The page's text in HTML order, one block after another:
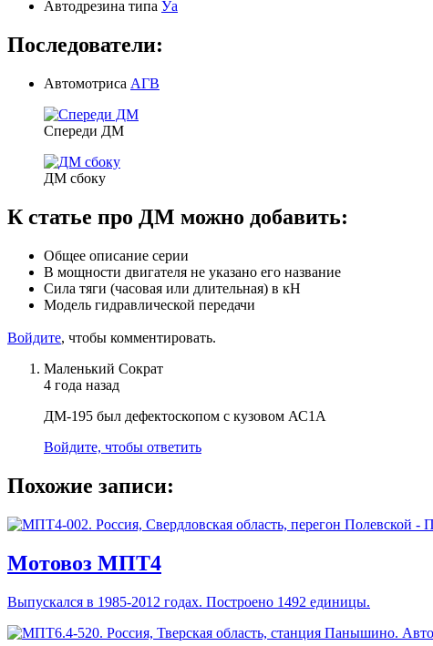
Автодрезина типа Уа
Последователи:
Автомотриса АГВ
Спереди ДМ
ДМ сбоку
К статье про ДМ можно добавить:
Общее описание серии
В мощности двигателя не указано его название
Сила тяги (часовая или длительная) в кН
Модель гидравлической передачи
Войдите, чтобы комментировать.
Маленький Сократ
4 года назад
ДМ-195 был дефектоскопом с кузовом АС1А
Войдите, чтобы ответить
Похожие записи:
Мотовоз МПТ4
Выпускался в 1985-2012 годах. Построено 1492 единицы.